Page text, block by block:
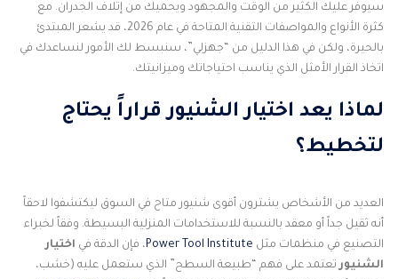
سيوفر عليك الكثير من الوقت والمجهود ويحميك من إتلاف الجدران. مع
كثرة الأنواع والمواصفات التقنية المتاحة في عام 2026، قد يشعر المبتدئ
بالحيرة، ولكن في هذا الدليل من “جهزلي”، سنبسط لك الأمور لنساعدك في
اتخاذ القرار الأمثل الذي يناسب احتياجاتك وميزانيتك.
لماذا يعد اختيار الشنيور قراراً يحتاج
لتخطيط؟
العديد من الأشخاص يشترون أقوى شنيور متاح في السوق ليكتشفوا لاحقاً
أنه ثقيل جداً أو معقد بالنسبة للاستخدامات المنزلية البسيطة. وفقاً لخبراء
التصنيع في منظمات مثل Power Tool Institute، فإن الدقة في اختيار
الشنيورتعتمد على فهم “طبيعة السطح” الذي ستعمل عليه (خشب،